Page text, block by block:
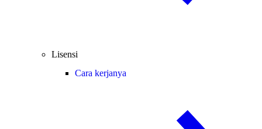
Lisensi
Cara kerjanya